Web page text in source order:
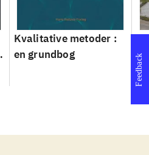
Kvalitative metoder :
en grundbog
Feedback